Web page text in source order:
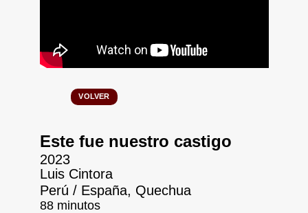
VOLVER
Este fue nuestro castigo
2023
Luis Cintora
Perú / España, Quechua
88 minutos